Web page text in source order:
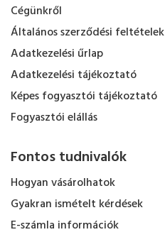
Cégünkről
Általános szerződési feltételek
Adatkezelési űrlap
Adatkezelési tájékoztató
Képes fogyasztói tájékoztató
Fogyasztói elállás
Fontos tudnivalók
Hogyan vásárolhatok
Gyakran ismételt kérdések
E-számla információk